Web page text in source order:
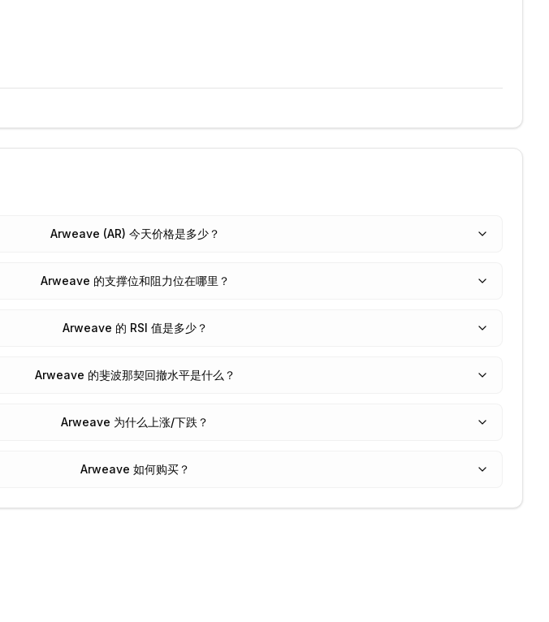
Arweave (AR) 今天价格是多少？
Arweave 的支撑位和阻力位在哪里？
Arweave 的 RSI 值是多少？
Arweave 的斐波那契回撤水平是什么？
Arweave 为什么上涨/下跌？
Arweave 如何购买？